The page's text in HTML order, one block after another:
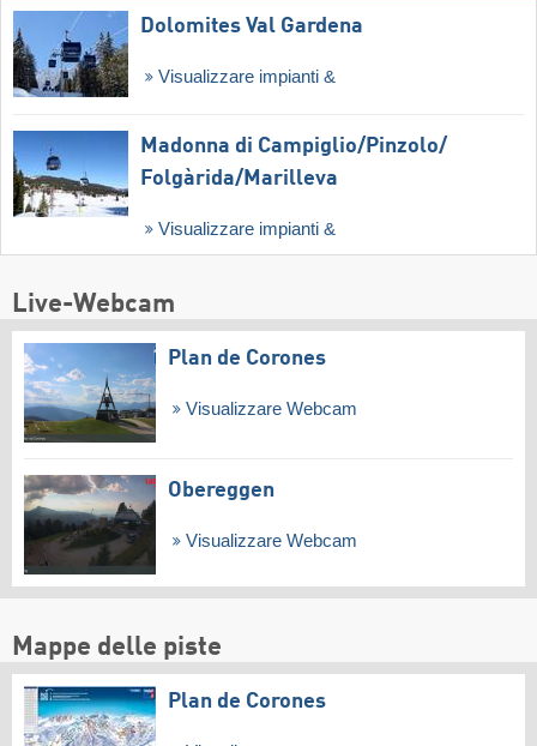
Dolomites Val Gardena
Visualizzare impianti &
Madonna di Campiglio/​Pinzolo/​
Folgàrida/​Marilleva
Visualizzare impianti &
Live-Webcam
Plan de Corones
Visualizzare Webcam
Obereggen
Visualizzare Webcam
Mappe delle piste
Plan de Corones